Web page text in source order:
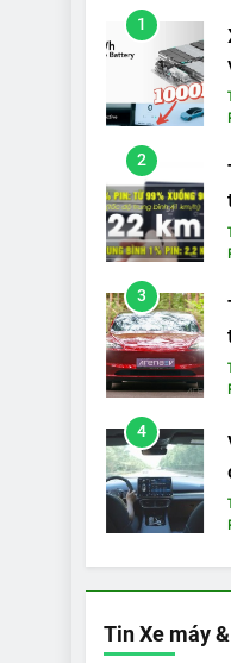
1
2
3
4
5
Tin Xe máy